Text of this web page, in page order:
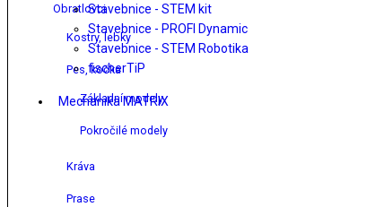
Stavebnice - STEM kit
Stavebnice - PROFI Dynamic
Stavebnice - STEM Robotika
fischerTiP
Mechanika MATRIX
Obratlovci
Kostry, lebky
Pes, kočka
Základní modely
Pokročilé modely
Kráva
Prase